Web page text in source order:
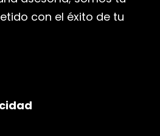
con el éxito de tu